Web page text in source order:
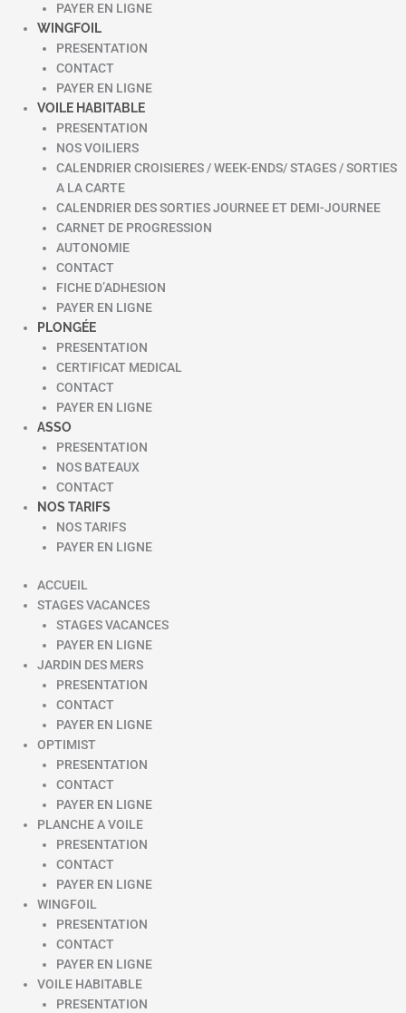
PAYER EN LIGNE
WINGFOIL
PRESENTATION
CONTACT
PAYER EN LIGNE
VOILE HABITABLE
PRESENTATION
NOS VOILIERS
CALENDRIER CROISIERES / WEEK-ENDS/ STAGES / SORTIES
A LA CARTE
CALENDRIER DES SORTIES JOURNEE ET DEMI-JOURNEE
CARNET DE PROGRESSION
AUTONOMIE
CONTACT
FICHE D’ADHESION
PAYER EN LIGNE
PLONGÉE
PRESENTATION
CERTIFICAT MEDICAL
CONTACT
PAYER EN LIGNE
ASSO
PRESENTATION
NOS BATEAUX
CONTACT
NOS TARIFS
NOS TARIFS
PAYER EN LIGNE
ACCUEIL
STAGES VACANCES
STAGES VACANCES
PAYER EN LIGNE
JARDIN DES MERS
PRESENTATION
CONTACT
PAYER EN LIGNE
OPTIMIST
PRESENTATION
CONTACT
PAYER EN LIGNE
PLANCHE A VOILE
PRESENTATION
CONTACT
PAYER EN LIGNE
WINGFOIL
PRESENTATION
CONTACT
PAYER EN LIGNE
VOILE HABITABLE
PRESENTATION